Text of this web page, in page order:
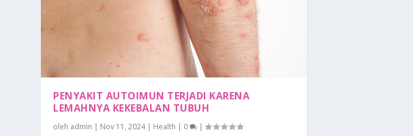
PENYAKIT AUTOIMUN TERJADI KARENA
LEMAHNYA KEKEBALAN TUBUH
oleh admin | Nov 11, 2024| Health | 0 |